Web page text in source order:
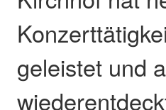
geleistet und